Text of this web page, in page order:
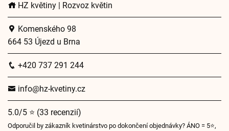
HZ květiny | Rozvoz květin
Komenského 98
664 53 Újezd u Brna
+420 737 291 244
info@hz-kvetiny.cz
5.0/5 ⭐ (33 recenzií)
Odporučil by zákazník kvetinárstvo po dokončení objednávky? ÁNO = 5⭐,